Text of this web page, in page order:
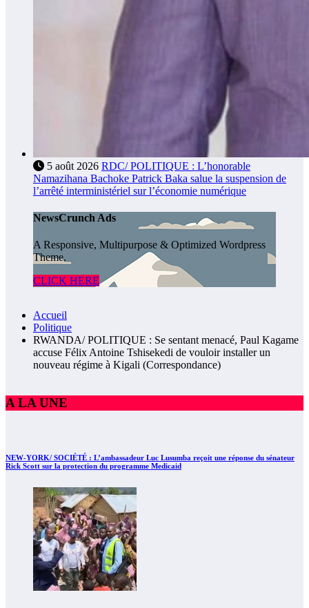
5 août 2026 RDC/ POLITIQUE : L’honorable
Namazihana Bachoke Patrick Baka salue la suspension de
l’arrêté interministériel sur l’économie numérique
NewsCrunch Ads
A Responsive, Multipurpose & Optimized Wordpress
Theme.
CLICK HERE
Accueil
Politique
RWANDA/ POLITIQUE : Se sentant menacé, Paul Kagame
accuse Félix Antoine Tshisekedi de vouloir installer un
nouveau régime à Kigali (Correspondance)
A LA UNE
NEW-YORK/ SOCIÉTÉ : L’ambassadeur Luc Lusumba reçoit une réponse du sénateur
Rick Scott sur la protection du programme Medicaid